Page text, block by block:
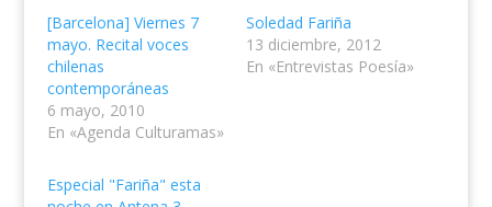
[Barcelona] Viernes 7
mayo. Recital voces
chilenas
contemporáneas
6 mayo, 2010
En «Agenda Culturamas»
Soledad Fariña
13 diciembre, 2012
En «Entrevistas Poesía»
Especial "Fariña" esta